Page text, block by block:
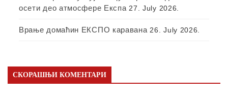
осети део атмосфере Експа 27. July 2026.
Врање домаћин ЕКСПО каравана 26. July 2026.
СКОРАШЊИ КОМЕНТАРИ